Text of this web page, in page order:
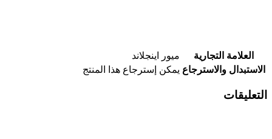
العلامة التجارية
ميور اينجلاند
الاستبدال والاسترجاع يمكن إسترجاع هذا المنتج
التعليقات